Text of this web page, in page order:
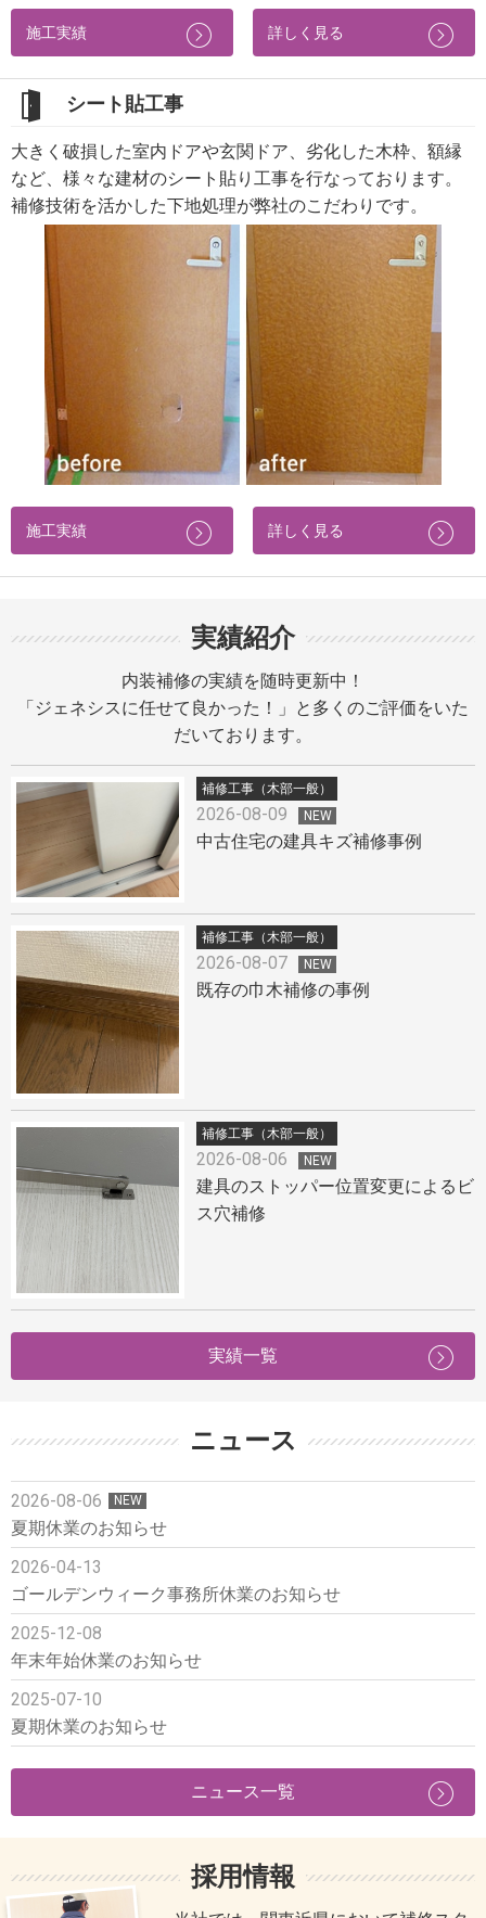
施工実績 詳しく見る
シート貼工事
大きく破損した室内ドアや玄関ドア、劣化した木枠、額縁
など、様々な建材のシート貼り工事を行なっております。
補修技術を活かした下地処理が弊社のこだわりです。
施工実績 詳しく見る
実績紹介
内装補修の実績を随時更新中！
「ジェネシスに任せて良かった！」と多くのご評価をいた
だいております。
補修工事（木部一般）
2026-08-09 NEW
中古住宅の建具キズ補修事例
補修工事（木部一般）
2026-08-07 NEW
既存の巾木補修の事例
補修工事（木部一般）
2026-08-06 NEW
建具のストッパー位置変更によるビ
ス穴補修
実績一覧
ニュース
2026-08-06 NEW
夏期休業のお知らせ
2026-04-13
ゴールデンウィーク事務所休業のお知らせ
2025-12-08
年末年始休業のお知らせ
2025-07-10
夏期休業のお知らせ
ニュース一覧
採用情報